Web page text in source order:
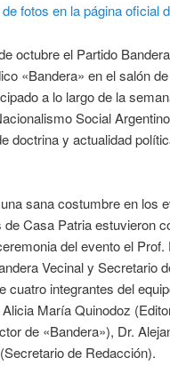
fotos en la página oficial
octubre el Partido
«Bandera» en el salón
a lo largo de la
Social
doctrina y actualidad
sana costumbre en los
de Casa Patria estuvieron
del evento el
Vecinal y Secretario
cuatro integrantes del
María Quinodoz
de «Bandera»), Dr.
de Redacción).